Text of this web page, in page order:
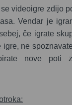
videoigre zdijo
Vendar je
če igrate
igre, ne
nove poti